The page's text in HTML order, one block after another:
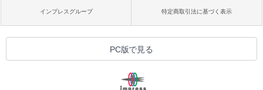
インプレスグループ 特定商取引法に基づく表示
PC版で見る